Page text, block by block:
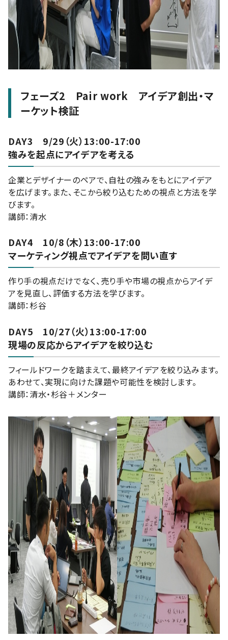
フェーズ2 Pair work アイデア創出・マ
ーケット検証
DAY3 9/29（火）13:00-17:00
強みを起点にアイデアを考える
企業とデザイナーのペアで、自社の強みをもとにアイデア
を広げます。また、そこから絞り込むための視点と方法を学
びます。
講師：清水
DAY4 10/8（木）13:00-17:00
マーケティング視点でアイデアを問い直す
作り手の視点だけでなく、売り手や市場の視点からアイデ
アを見直し、評価する方法を学びます。
講師：杉谷
DAY5 10/27（火）13:00-17:00
現場の反応からアイデアを絞り込む
フィールドワークを踏まえて、最終アイデアを絞り込みます。
あわせて、実現に向けた課題や可能性を検討します。
講師：清水・杉谷＋メンター